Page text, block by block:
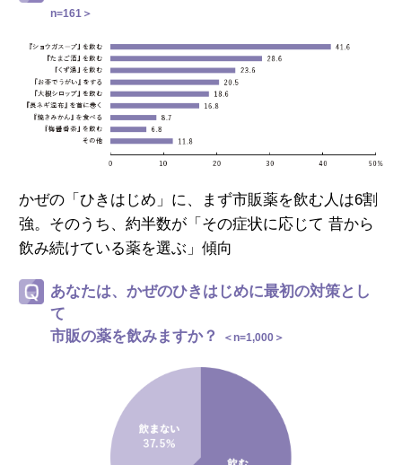
n=161＞
かぜの「ひきはじめ」に、まず市販薬を飲む人は6割
強。 そのうち、約半数が「その症状に応じて 昔から
飲み続けている薬を選ぶ」傾向
あなたは、かぜのひきはじめに最初の対策とし
て
市販の薬を飲みますか？
＜n=1,000＞